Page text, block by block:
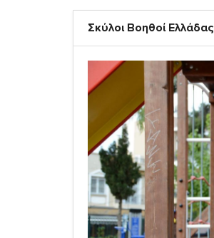
Σκύλοι Βοηθοί Ελλάδας